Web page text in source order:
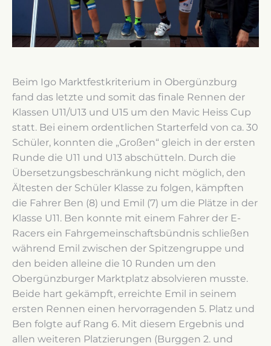
Beim Igo Marktfestkriterium in Obergünzburg
fand das letzte und somit das finale Rennen der
Klassen U11/U13 und U15 um den Mavic Heiss Cup
statt. Bei einem ordentlichen Starterfeld von ca. 30
Schüler, konnten die „Großen“ gleich in der ersten
Runde die U11 und U13 abschütteln. Durch die
Übersetzungsbeschränkung nicht möglich, den
Ältesten der Schüler Klasse zu folgen, kämpften
die Fahrer Ben (8) und Emil (7) um die Plätze in der
Klasse U11. Ben konnte mit einem Fahrer der E-
Racers ein Fahrgemeinschaftsbündnis schließen
während Emil zwischen der Spitzengruppe und
den beiden alleine die 10 Runden um den
Obergünzburger Marktplatz absolvieren musste.
Beide hart gekämpft, erreichte Emil in seinem
ersten Rennen einen hervorragenden 5. Platz und
Ben folgte auf Rang 6. Mit diesem Ergebnis und
allen weiteren Platzierungen (Burggen 2. und